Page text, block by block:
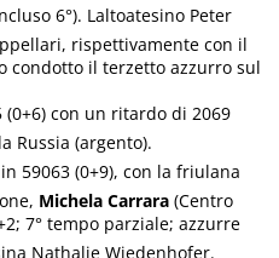
6°). Laltoatesino Peter
rispettivamente con il
condotto il terzetto azzurro sul
con un ritardo di 2069
Russia (argento).
59063 (0+9), con la friulana
Michela Carrara (Centro
7° tempo parziale; azzurre
Nathalie Wiedenhofer.